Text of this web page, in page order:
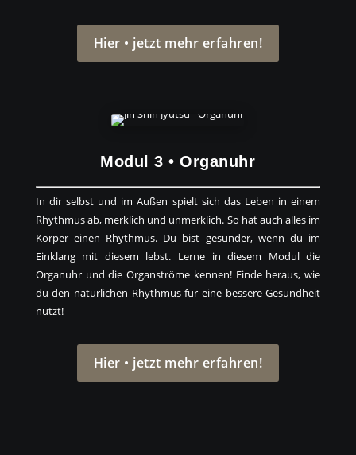
Hier • jetzt mehr erfahren!
Modul 3 • Organuhr
​In dir selbst und im Außen spielt sich das Leben in einem
Rhythmus ab, merklich und unmerklich. So hat auch alles im
Körper einen Rhythmus. Du bist gesünder, wenn du im
Einklang mit diesem lebst. Lerne in diesem Modul die
Organuhr und die Organströme kennen! Finde heraus, wie
du den natürlichen Rhythmus für eine bessere Gesundheit
nutzt!
Hier • jetzt mehr erfahren!